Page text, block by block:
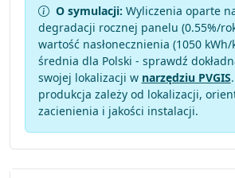
O symulacji: Wyliczenia oparte
degradacji rocznej panelu (0.55%/
wartość nasłonecznienia (1050
średnia dla Polski - sprawdź
swojej lokalizacji w narzędziu PVGIS
produkcja zależy od lokalizacji,
zacienienia i jakości instalacji.